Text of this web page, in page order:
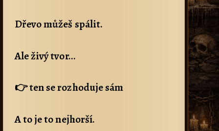
Dřevo můžeš spálit.
Ale živý tvor…
👉 ten se rozhoduje sám
A to je to nejhorší.